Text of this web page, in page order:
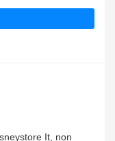
It, non